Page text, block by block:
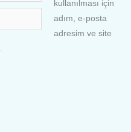
kullanılması için
adım, e-posta
adresim ve site